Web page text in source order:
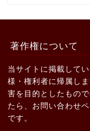
著作権について
当サイトに掲載して
様・権利者に帰属し
害を目的としたもの
たら、お問い合わせ
です。